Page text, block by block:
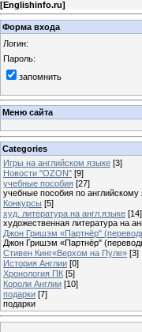
[Englishinfo.ru]
Форма входа
Логин:
Пароль:
запомнить
Меню сайта
Categories
Игры на английском языке [3]
Новости "OZON" [9]
учебные пособия [27]
учебные пособия по английскому
Конкурсы [5]
худ. литература на англ.языке [14]
художественная литература на
Джон Гришэм «Партнёр"
Джон Гришэм «Партнёр"
Стивен Кинг«Верхом на Пуле» [3]
История Англии [0]
Хронология ПК [5]
Короли Англии [10]
подарки [7]
подарки